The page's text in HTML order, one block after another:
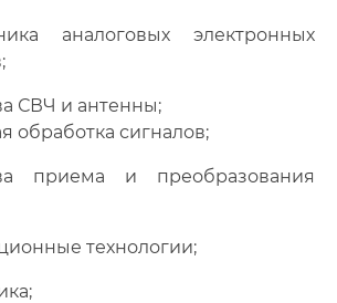
аналоговых электронных
СВЧ и антенны;
обработка сигналов;
приема и преобразования
технологии;